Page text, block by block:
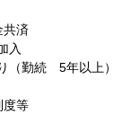
共済
入
（勤続 5年以上）
度等